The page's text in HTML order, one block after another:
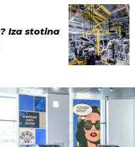
Iza stotina